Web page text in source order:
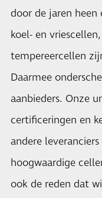
door de jaren
koel- en
tempereercellen
Daarmee
aanbieders. Onze
certificeringen en
andere
hoogwaardige
ook de reden dat